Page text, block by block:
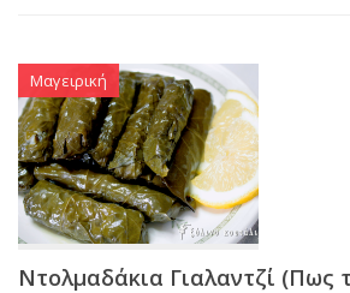
Μαγειρική
Ντολμαδάκια Γιαλαντζί (Πως